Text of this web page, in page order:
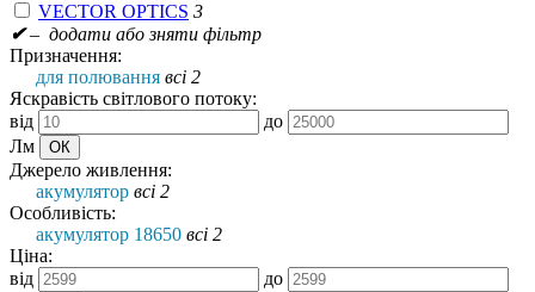
VECTOR OPTICS 3
✔– додати або зняти фільтр
Призначення:
для полювання всі 2
Яскравість світлового потоку:
від
до
Лм
Джерело живлення:
акумулятор всі 2
Особливість:
акумулятор 18650 всі 2
Ціна:
від
до